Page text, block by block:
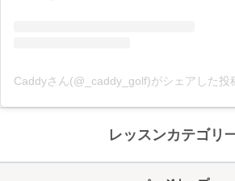
Caddyさん(@_caddy_golf)がシェアした投
レッスンカテゴリ